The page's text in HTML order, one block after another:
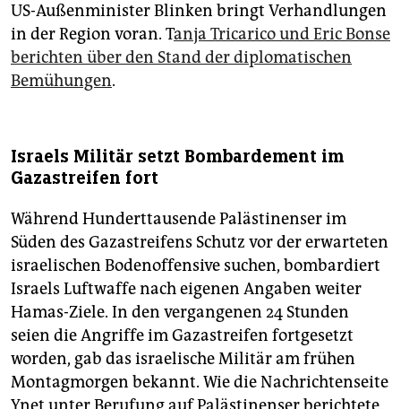
US-Außenminister Blinken bringt Verhandlungen
in der Region voran. Tanja Tricarico und Eric Bonse
berichten über den Stand der diplomatischen
Bemühungen.
Israels Militär setzt Bombardement im
Gazastreifen fort
Während Hunderttausende Palästinenser im
Süden des Gazastreifens Schutz vor der erwarteten
israelischen Bodenoffensive suchen, bombardiert
Israels Luftwaffe nach eigenen Angaben weiter
Hamas-Ziele. In den vergangenen 24 Stunden
seien die Angriffe im Gazastreifen fortgesetzt
worden, gab das israelische Militär am frühen
Montagmorgen bekannt. Wie die Nachrichtenseite